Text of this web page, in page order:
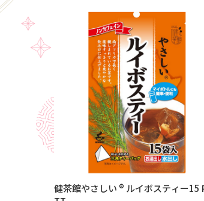
健茶館やさしい ® ルイボスティー15Ｐ